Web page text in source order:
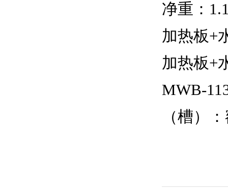
净重：
加热板+
加热板+
MWB-
（槽）